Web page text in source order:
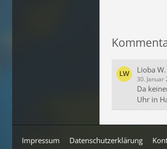
Lioba W.
30. Januar
Da
Uhr in
Impressum Datenschutzerklärung